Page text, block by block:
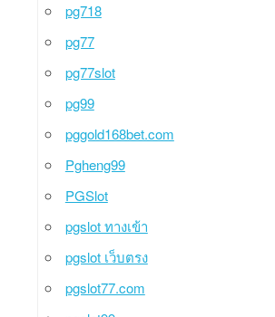
pg718
pg77
pg77slot
pg99
pggold168bet.com
Pgheng99
PGSlot
pgslot ทางเข้า
pgslot เว็บตรง
pgslot77.com